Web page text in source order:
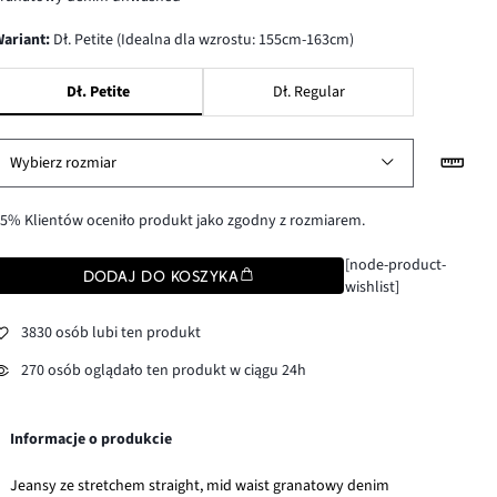
wariant: Dł. Petite (Idealna dla wzrostu: 155cm-163cm)
Dł. Petite Dł. Regular
Wybierz rozmiar
Klientów oceniło produkt jako zgodny z rozmiarem.
DODAJ DO KOSZYKA
[node-product-
wishlist]
3830 osób lubi ten produkt
270 osób oglądało ten produkt w ciągu 24h
Informacje o produkcie
Jeansy ze stretchem straight, mid waist granatowy denim